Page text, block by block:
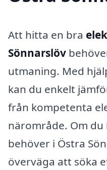
Att hitta en bra
Sönnarslöv
utmaning. Med
kan du enkelt
från kompetenta
närområde. Om
behöver i Östra
överväga att söka